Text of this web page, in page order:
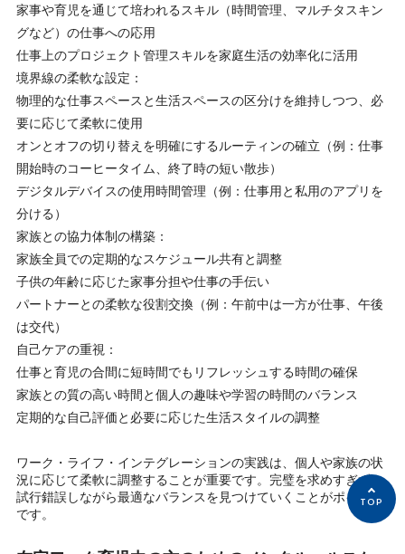
家事や育児を通じて培われるスキル（時間管理、マルチタスキン
グなど）の仕事への応用
仕事上のプロジェクト管理スキルを家庭生活の効率化に活用
境界線の柔軟な設定：
物理的な仕事スペースと生活スペースの区分けを維持しつつ、必
要に応じて柔軟に使用
オンとオフの切り替えを明確にするルーティンの確立（例：仕事
開始時のコーヒータイム、終了時の短い散歩）
デジタルデバイスの使用時間管理（例：仕事用と私用のアプリを
分ける）
家族との協力体制の構築：
家族全員での定期的なスケジュール共有と調整
子供の年齢に応じた家事分担や仕事の手伝い
パートナーとの柔軟な役割交換（例：午前中は一方が仕事、午後
は交代）
自己ケアの重視：
仕事と育児の合間に短時間でもリフレッシュする時間の確保
家族との質の高い時間と個人の趣味や学習の時間のバランス
定期的な自己評価と必要に応じた生活スタイルの調整
ワーク・ライフ・インテグレーションの実践は、個人や家族の状
況に応じて柔軟に調整することが重要です。完璧を求めすぎず、
試行錯誤しながら最適なバランスを見つけていくことがポイント
です。